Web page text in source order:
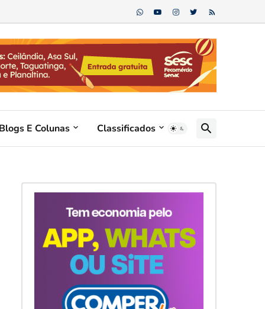
E Colunas Classificados